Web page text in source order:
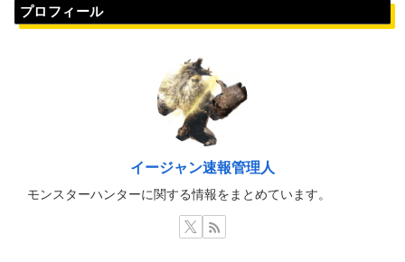
プロフィール
イージャン速報管理人
モンスターハンターに関する情報をまとめています。